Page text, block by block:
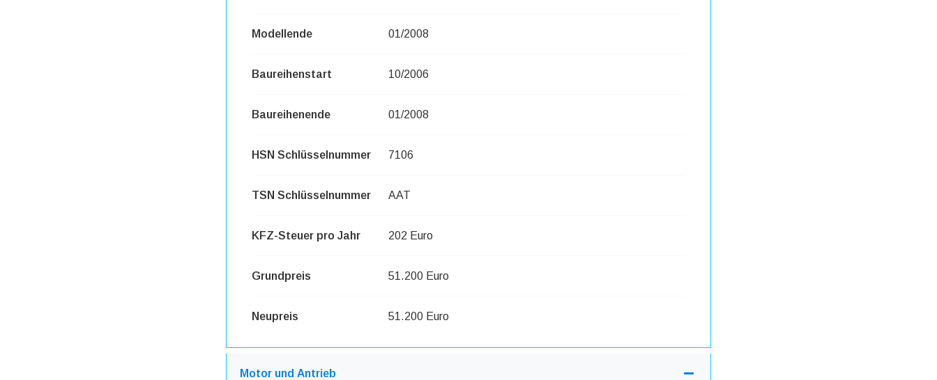
Modellende 01/2008
Baureihenstart 10/2006
Baureihenende 01/2008
HSN Schlüsselnummer 7106
TSN Schlüsselnummer AAT
KFZ-Steuer pro Jahr 202 Euro
Grundpreis 51.200 Euro
Neupreis 51.200 Euro
Motor und Antrieb